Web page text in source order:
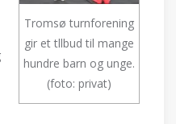
Tromsø turnforening
gir et tllbud til mange
hundre barn og unge.
(foto: privat)